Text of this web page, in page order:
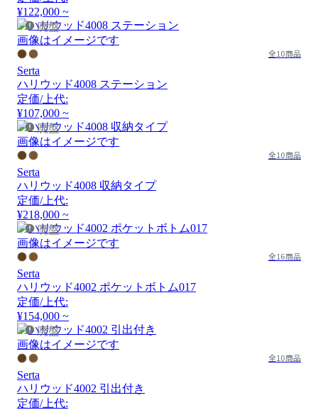
¥122,000 ~
廃盤
画像はイメージです
全10商品
Serta
ハリウッド4008 ステーション
定価/上代:
¥107,000 ~
廃盤
画像はイメージです
全10商品
Serta
ハリウッド4008 収納タイプ
定価/上代:
¥218,000 ~
廃盤
画像はイメージです
全16商品
Serta
ハリウッド4002 ポケットボトム017
定価/上代:
¥154,000 ~
廃盤
画像はイメージです
全10商品
Serta
ハリウッド4002 引出付き
定価/上代: